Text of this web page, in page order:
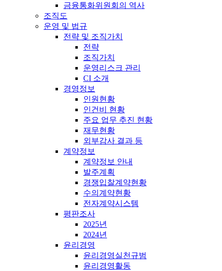
금융통화위원회의 역사
조직도
운영 및 법규
전략 및 조직가치
전략
조직가치
운영리스크 관리
CI 소개
경영정보
인원현황
인건비 현황
주요 업무 추진 현황
재무현황
외부감사 결과 등
계약정보
계약정보 안내
발주계획
경쟁입찰계약현황
수의계약현황
전자계약시스템
평판조사
2025년
2024년
윤리경영
윤리경영실천규범
윤리경영활동